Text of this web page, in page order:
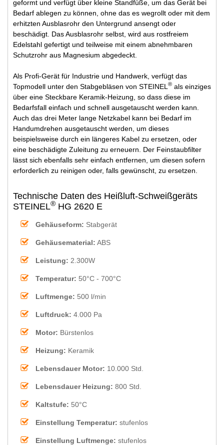
geformt und verfügt über kleine Standfüße, um das Gerät bei
Bedarf ablegen zu können, ohne das es wegrollt oder mit dem
erhitzten Ausblasrohr den Untergrund ansengt oder
beschädigt. Das Ausblasrohr selbst, wird aus rostfreiem
Edelstahl gefertigt und teilweise mit einem abnehmbaren
Schutzrohr aus Magnesium abgedeckt.
Als Profi-Gerät für Industrie und Handwerk, verfügt das
Topmodell unter den Stabgebläsen von STEINEL ® als einziges
über eine Steckbare Keramik-Heizung, so dass diese im
Bedarfsfall einfach und schnell ausgetauscht werden kann.
Auch das drei Meter lange Netzkabel kann bei Bedarf im
Handumdrehen ausgetauscht werden, um dieses
beispielsweise durch ein längeres Kabel zu ersetzen, oder
eine beschädigte Zuleitung zu erneuern. Der Feinstaubfilter
lässt sich ebenfalls sehr einfach entfernen, um diesen sofern
erforderlich zu reinigen oder, falls gewünscht, zu ersetzen.
Technische Daten des Heißluft-Schweißgeräts
STEINEL® HG 2620 E
Gehäuseform: Stabgerät
Gehäusematerial: ABS
Leistung: 2.300W
Temperatur: 50°C - 700°C
Luftmenge: 500 l/min
Luftdruck: 4.000 Pa
Motor: Bürstenlos
Heizung: Keramik
Lebensdauer Motor: 10.000 Std.
Lebensdauer Heizung: 800 Std.
Kaltstufe: 50°C
Einstellung Temperatur: stufenlos
Einstellung Luftmenge: stufenlos